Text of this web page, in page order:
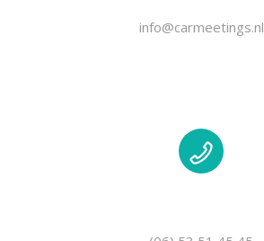
info@carmeetings.nl